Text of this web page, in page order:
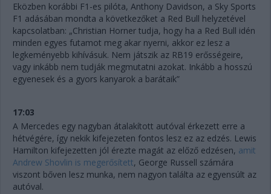
Eközben korábbi F1-es pilóta, Anthony Davidson, a Sky Sports
F1 adásában mondta a következőket a Red Bull helyzetével
kapcsolatban: „Christian Horner tudja, hogy ha a Red Bull idén
minden egyes futamot meg akar nyerni, akkor ez lesz a
legkeményebb kihívásuk. Nem játszik az RB19 erősségeire,
vagy inkább nem tudják megmutatni azokat. Inkább a hosszú
egyenesek és a gyors kanyarok a barátaik”
17:03
A Mercedes egy nagyban átalakított autóval érkezett erre a
hétvégére, így nekik kifejezeten fontos lesz ez az edzés. Lewis
Hamilton kifejezetten jól érezte magát az előző edzésen, amit
Andrew Shovlin is megerősített, George Russell számára
viszont bőven lesz munka, nem nagyon találta az egyensúlt az
autóval.